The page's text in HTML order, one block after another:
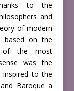
to the
and
of modern
based on the
of the most
was the
to the
Baroque a